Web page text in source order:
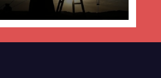
SHBA–Iran